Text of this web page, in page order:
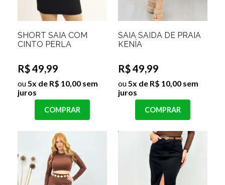
SHORT SAIA COM
CINTO PERLA
R$ 49,99
ou5x de R$ 10,00 sem
juros
COMPRAR
SAIA SAIDA DE PRAIA
KENÍA
R$ 49,99
ou5x de R$ 10,00 sem
juros
COMPRAR